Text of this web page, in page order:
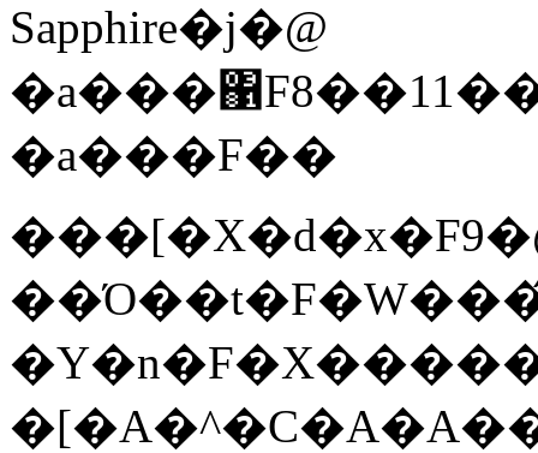
Sapphire�j�@
�a���F��